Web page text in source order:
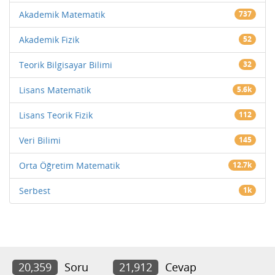
Akademik Matematik 737
Akademik Fizik 52
Teorik Bilgisayar Bilimi 32
Lisans Matematik 5.6k
Lisans Teorik Fizik 112
Veri Bilimi 145
Orta Öğretim Matematik 12.7k
Serbest 1k
20,359 Soru 21,912 Cevap